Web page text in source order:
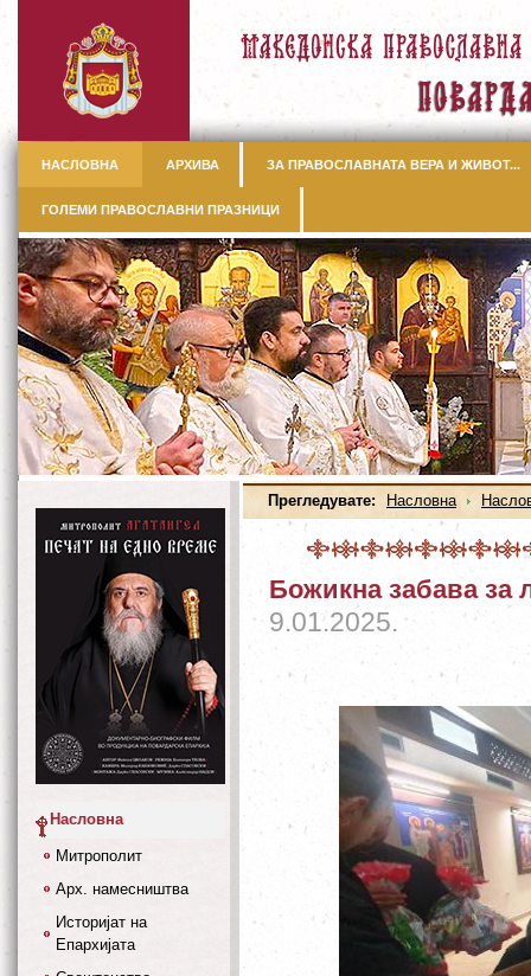
НАСЛОВНА АРХИВА ЗА ПРАВОСЛАВНАТА ВЕРА И ЖИВОТ...
ГОЛЕМИ ПРАВОСЛАВНИ ПРАЗНИЦИ
Прегледувате: Насловна
Божикна забава за
9.01.2025.
Насловна
Митрополит
Арх. намесништва
Историјат на
Епархијата